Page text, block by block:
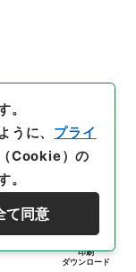
印刷
ダウンロード
。
うに、 プライ
Cookie）の
。
て同意